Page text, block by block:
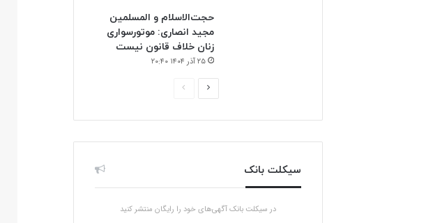
حجت‌الاسلام و المسلمین
مجید انصاری: موتورسواری
زنان خلاف قانون نیست
۲۵ آذر ۱۴۰۴ ۲۰:۴۰
ص
ب
ع
د
سیکلت بانک
در سیکلت بانک آگهی‌های خود را رایگان منتشر کنید